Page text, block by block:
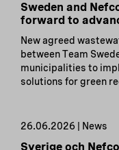
Sweden and
forward to
New agreed
between Team
municipalities to
solutions for green
26.06.2026 | News
Sverige och